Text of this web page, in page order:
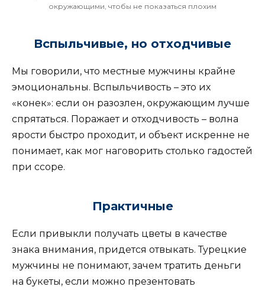
окружающими, чтобы не показаться плохим
Вспыльчивые, но отходчивые
Мы говорили, что местные мужчины крайне
эмоциональны. Вспыльчивость – это их
«конек»: если он разозлен, окружающим лучше
спрятаться. Поражает и отходчивость – волна
ярости быстро проходит, и объект искренне не
понимает, как мог наговорить столько гадостей
при ссоре.
Практичные
Если привыкли получать цветы в качестве
знака внимания, придется отвыкать. Турецкие
мужчины не понимают, зачем тратить деньги
на букеты, если можно презентовать